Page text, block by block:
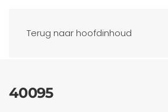
Terug naar hoofdinhoud
Ansichtkaarten
40095